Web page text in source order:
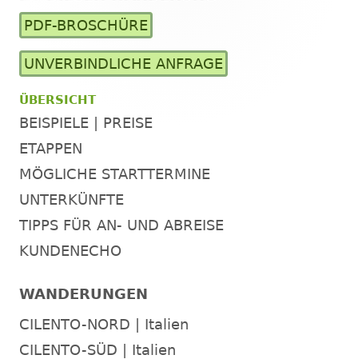
Seitenleiste
PDF-BROSCHÜRE
UNVERBINDLICHE ANFRAGE
ÜBERSICHT
BEISPIELE | PREISE
ETAPPEN
MÖGLICHE STARTTERMINE
UNTERKÜNFTE
TIPPS FÜR AN- UND ABREISE
KUNDENECHO
WANDERUNGEN
CILENTO-NORD | Italien
CILENTO-SÜD | Italien